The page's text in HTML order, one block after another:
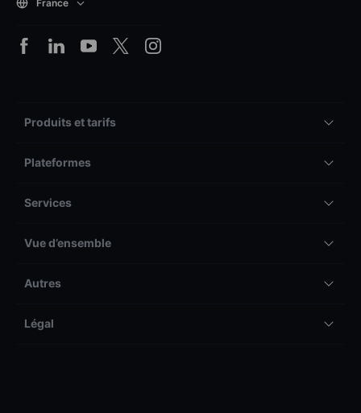
France
Produits et tarifs
Plateformes
Services
Vue d’ensemble
Autres
Légal